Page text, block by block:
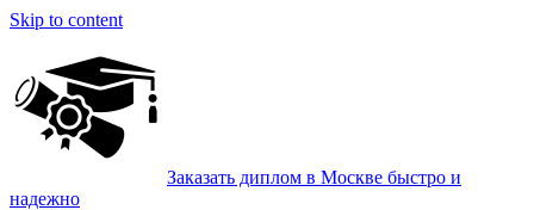
Skip to content
Заказать диплом в Москве быстро и
надежно